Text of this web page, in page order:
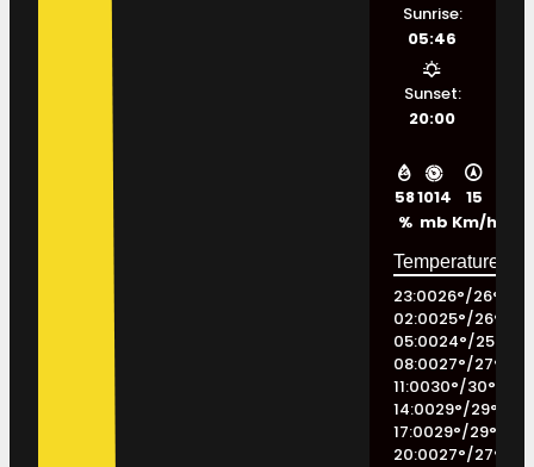
58
%
1014
mb
15
Km/h
Sunrise:
05:46
Sunset:
20:00
23:0026°/26°
02:0025°/26°
05:0024°/25°
08:0027°/27°
11:0030°/30°
14:0029°/29°
17:0029°/29°
20:0027°/27°